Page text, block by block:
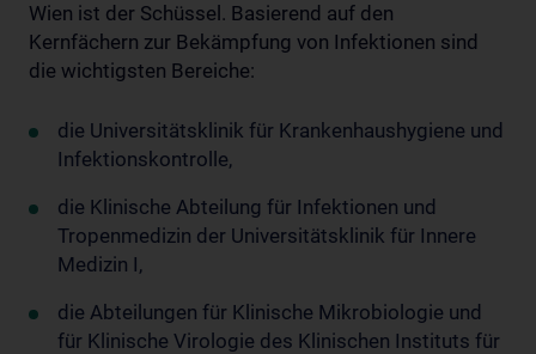
Wien ist der Schüssel. Basierend auf den
Kernfächern zur Bekämpfung von Infektionen sind
die wichtigsten Bereiche:
die Universitätsklinik für Krankenhaushygiene und
Infektionskontrolle,
die Klinische Abteilung für Infektionen und
Tropenmedizin der Universitätsklinik für Innere
Medizin I,
die Abteilungen für Klinische Mikrobiologie und
für Klinische Virologie des Klinischen Instituts für